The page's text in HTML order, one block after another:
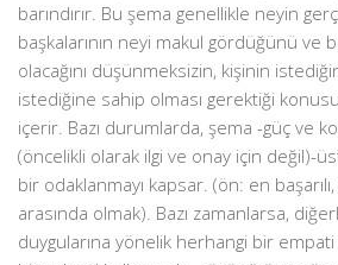
barındırır. Bu şema genellikle neyin
başkalarının neyi makul gördüğünü ve
olacağını düşünmeksizin, kişinin
istediğine sahip olması gerektiği
içerir. Bazı durumlarda, şema -güç ve
(öncelikli olarak ilgi ve onay için değil)-
bir odaklanmayı kapsar. (ön: en
arasında olmak). Bazı zamanlarsa,
duygularına yönelik herhangi bir